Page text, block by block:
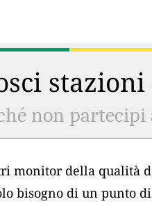
non partecipi
monitor della qualità
bisogno di un punto